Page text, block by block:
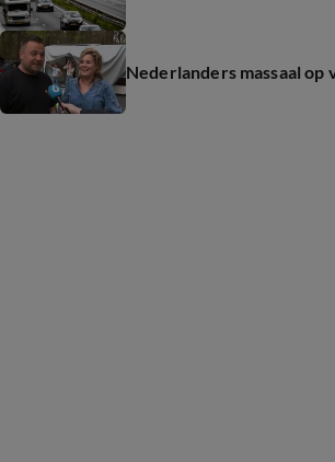
Nederlanders massaal op